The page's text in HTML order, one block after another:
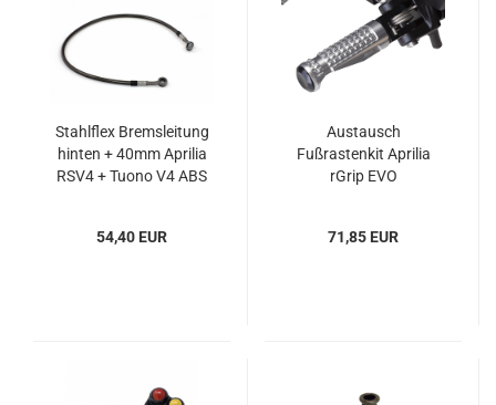
Stahlflex Bremsleitung
hinten + 40mm Aprilia
RSV4 + Tuono V4 ABS
54,40 EUR
Austausch
Fußrastenkit Aprilia
rGrip EVO
71,85 EUR